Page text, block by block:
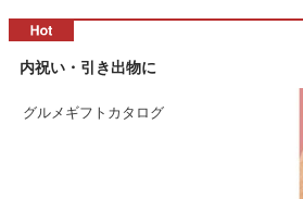
内祝い・引き出物に
グルメギフトカタログ